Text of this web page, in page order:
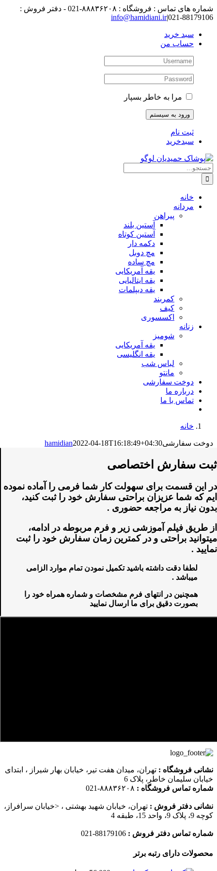
رفتن
به
شماره های تماس : فروشگاه : ۸۸۸۳۶۲۰۸-021 - دفتر فروش :
88179106-021
|
info@hamidiani.ir
سبد خرید
حساب من
مرا به خاطر بسپار
ثبت نام
سبدخرید
جستجو
برای:
خانه
مردانه
پیراهن
آستین بلند
آستین کوتاه
دکمه دار
مچ دوبل
مچ ساده
یقه آمریکایی
یقه ایتالیایی
یقه دیپلمات
کمربند
کیف
اکسسوری
زنانه
شومیز
یقه آمریکایی
یقه انگلیسی
لباس شب
مانتو
دوخت سفارشی
درباره ما
تماس با ما
خانه
دوخت سفارشی hamidian2022-04-18T16:18:49+04:30
ثبت سفارش اختصاصی
در این قسمت برای سهولت کار شما فرمی را آماده نموده
ایم که شما عزیزان براحتی سفارش خود را ثبت کنید،
بدون نیاز به مراجعه حضوری .
از طریق فیلم آموزشی زیر و فرم مربوطه در ادامه،
میتوانید براحتی و در کمترین زمان سفارش خود را ثبت
نمایید .
لطفا دقت داشته باشید تکمیل نمودن تمام موارد الزامی
میباشد .
همچنین در انتهای فرم مشخصات و شماره همراه خود را
بصورت دقیق برای ما ارسال نمایید
نشانی فروشگاه : تهران، میدان هفت تیر، خیابان بهار شیراز ، ابتدای
خیابان سلیمان خاطر، پلاک 6
شماره تماس فروشگاه :
نشانی دفتر فروش : تهران، خیابان شهید بهشتی ، <خیابان سرافراز،
کوچه 9، پلاک 9، واحد 15، طبقه 4
شماره تماس دفتر فروش :
محصولات دارای رتبه برتر